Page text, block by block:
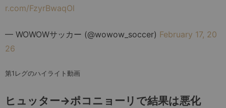
r.com/FzyrBwaqOl
— WOWOWサッカー (@wowow_soccer) February 17, 20
26
第1レグのハイライト動画
ヒュッター→ポコニョーリで結果は悪化